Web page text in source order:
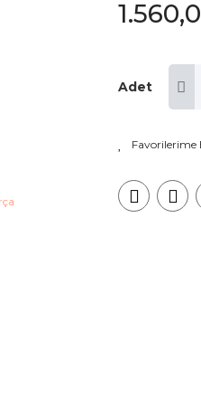
Adet